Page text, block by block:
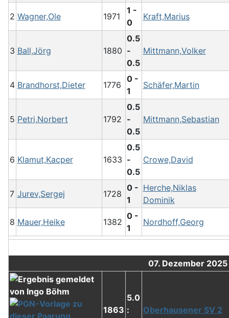
2 Wagner,Ole 1971
1 -
0
Kraft,Marius
3 Ball,Jörg 1880
0.5
-
0.5
Mittmann,Volker
4 Brandhorst,Dieter 1776
0 -
1
Schäfer,Martin
5 Petri,Norbert 1792
0.5
-
0.5
Mittmann,Sebastian
6 Klamut,Kacper 1633
0.5
-
0.5
Crowe,David
7 Jurev,Sergej 1728
0 -
1
Herche,Niklas
Dominik
8 Mauer,Heike 1382
0 -
1
Nordhoff,Georg
07. Dezember
1863
5.0
:
Oberhausener SV 2